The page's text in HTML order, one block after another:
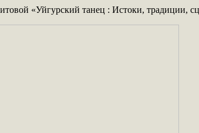
«Уйгурский танец : Истоки, традиции,